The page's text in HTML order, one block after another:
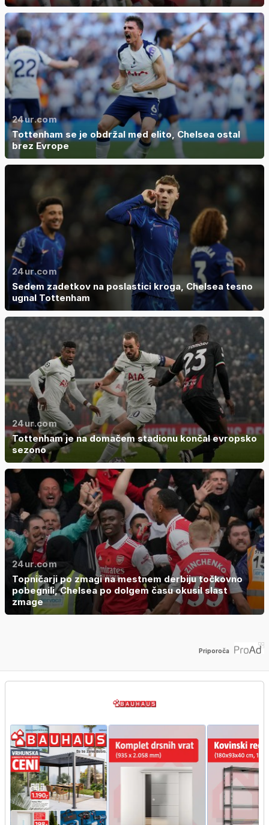
24ur.com
Tottenham se je obdržal med elito, Chelsea ostal
brez Evrope
24ur.com
Sedem zadetkov na poslastici kroga, Chelsea tesno
ugnal Tottenham
24ur.com
Tottenham je na domačem stadionu končal evropsko
sezono
24ur.com
Topničarji po zmagi na mestnem derbiju točkovno
pobegnili, Chelsea po dolgem času okusil slast
zmage
Priporoča